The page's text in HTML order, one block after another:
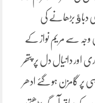
دباﺅ بڑھانے کی
وجہ سے مریم نواز کے
دانیال دل پر پتھر
پر گامزن ہو گئے ادھر